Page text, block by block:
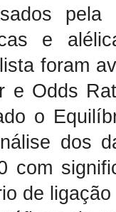
pela
e
foram
e Odds
o
dos
com
de